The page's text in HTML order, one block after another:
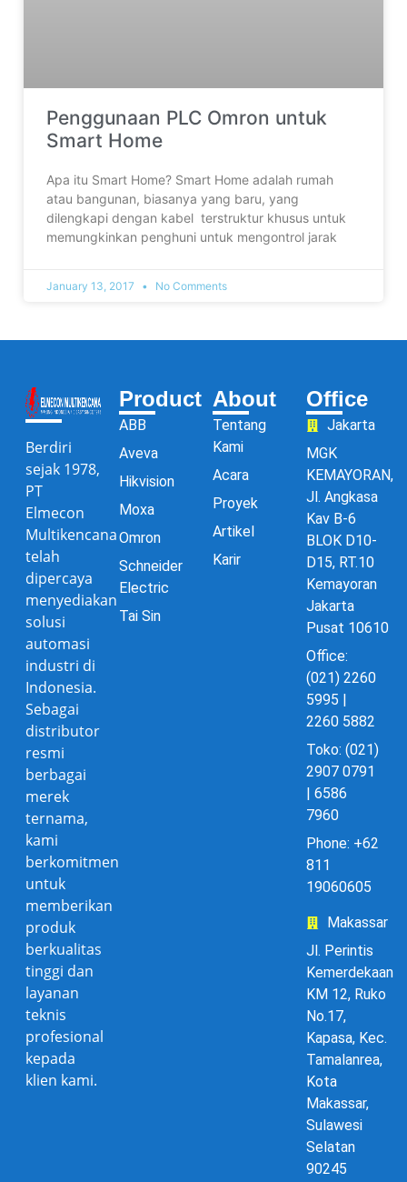
Penggunaan PLC Omron untuk
Smart Home
Apa itu Smart Home? Smart Home adalah rumah
atau bangunan, biasanya yang baru, yang
dilengkapi dengan kabel terstruktur khusus untuk
memungkinkan penghuni untuk mengontrol jarak
January 13, 2017 No Comments
Berdiri
sejak 1978,
PT
Elmecon
Multikencana
telah
dipercaya
menyediakan
solusi
automasi
industri di
Indonesia.
Sebagai
distributor
resmi
berbagai
merek
ternama,
kami
berkomitmen
untuk
memberikan
produk
berkualitas
tinggi dan
layanan
teknis
profesional
kepada
klien kami.
Product
ABB
Aveva
Hikvision
Moxa
Omron
Schneider
Electric
Tai Sin
About
Tentang
Kami
Acara
Proyek
Artikel
Karir
Office
Jakarta
MGK
KEMAYORAN,
Jl. Angkasa
Kav B-6
BLOK D10-
D15, RT.10
Kemayoran
Jakarta
Pusat 10610
Office:
(021) 2260
5995 |
2260 5882
Toko: (021)
2907 0791
| 6586
7960
Phone: +62
811
19060605
Makassar
Jl. Perintis
Kemerdekaan
KM 12, Ruko
No.17,
Kapasa, Kec.
Tamalanrea,
Kota
Makassar,
Sulawesi
Selatan
90245